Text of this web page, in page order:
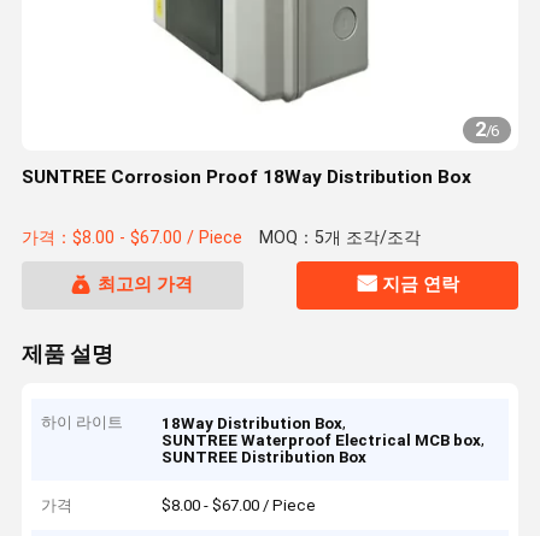
2/6
SUNTREE Corrosion Proof 18Way Distribution Box
가격：$8.00 - $67.00 / Piece MOQ：5개 조각/조각
최고의 가격 지금 연락
제품 설명
하이 라이트 18Way Distribution Box,
SUNTREE Waterproof Electrical MCB box,
SUNTREE Distribution Box
가격 $8.00 - $67.00 / Piece